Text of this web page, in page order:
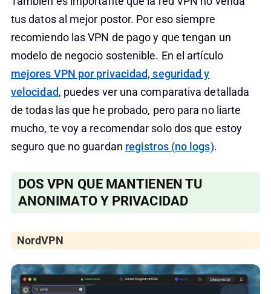
tus datos al mejor postor. Por eso siempre
recomiendo las VPN de pago y que tengan un
modelo de negocio sostenible. En el artículo
mejores VPN por privacidad, seguridad y
velocidad, puedes ver una comparativa detallada
de todas las que he probado, pero para no liarte
mucho, te voy a recomendar solo dos que estoy
seguro que no guardan registros (no logs).
DOS VPN QUE MANTIENEN TU
ANONIMATO Y PRIVACIDAD
NordVPN